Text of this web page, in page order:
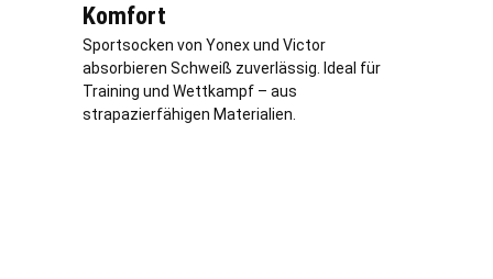
Komfort
Sportsocken von Yonex und Victor
absorbieren Schweiß zuverlässig. Ideal für
Training und Wettkampf – aus
strapazierfähigen Materialien.